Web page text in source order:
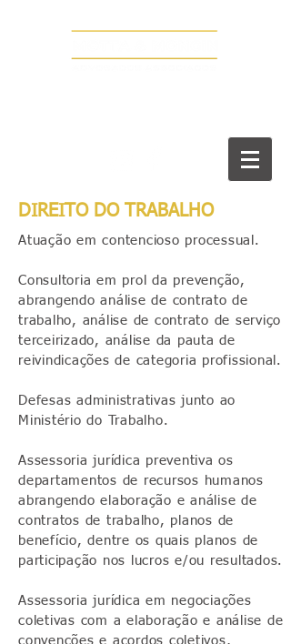
DIREITO DO TRABALHO
Atuação em contencioso processual.
Consultoria em prol da prevenção,
abrangendo análise de contrato de
trabalho, análise de contrato de serviço
terceirizado, análise da pauta de
reivindicações de categoria profissional.
Defesas administrativas junto ao
Ministério do Trabalho.
Assessoria jurídica preventiva os
departamentos de recursos humanos
abrangendo elaboração e análise de
contratos de trabalho, planos de
benefício, dentre os quais planos de
participação nos lucros e/ou resultados.
Assessoria jurídica em negociações
coletivas com a elaboração e análise de
convenções e acordos coletivos,